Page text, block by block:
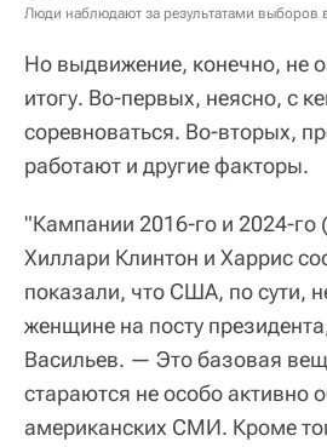
Люди наблюдают за результатами выборов
Но выдвижение, конечно, не
итогу. Во-первых, неясно, с
соревноваться. Во-вторых,
работают и другие факторы.
"Кампании 2016-го и 2024-го
Хиллари Клинтон и Харрис
показали, что США, по сути,
женщине на посту
Васильев. — Это базовая
стараются не особо активно
американских СМИ. Кроме